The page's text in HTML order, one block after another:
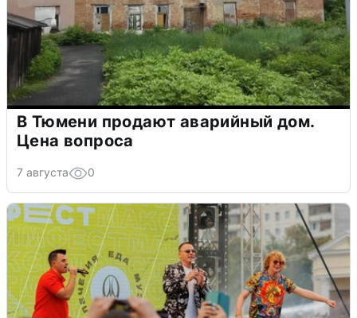
В Тюмени продают аварийный дом.
Цена вопроса
7 августа 0